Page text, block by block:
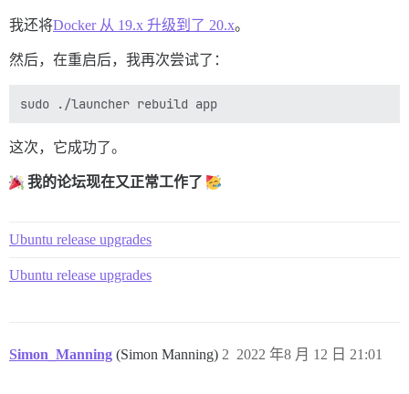
我还将Docker 从 19.x 升级到了 20.x。
然后，在重启后，我再次尝试了：
这次，它成功了。
我的论坛现在又正常工作了
Ubuntu release upgrades
Ubuntu release upgrades
Simon_Manning (Simon Manning) 2022 年8 月 12 日 21:01
2